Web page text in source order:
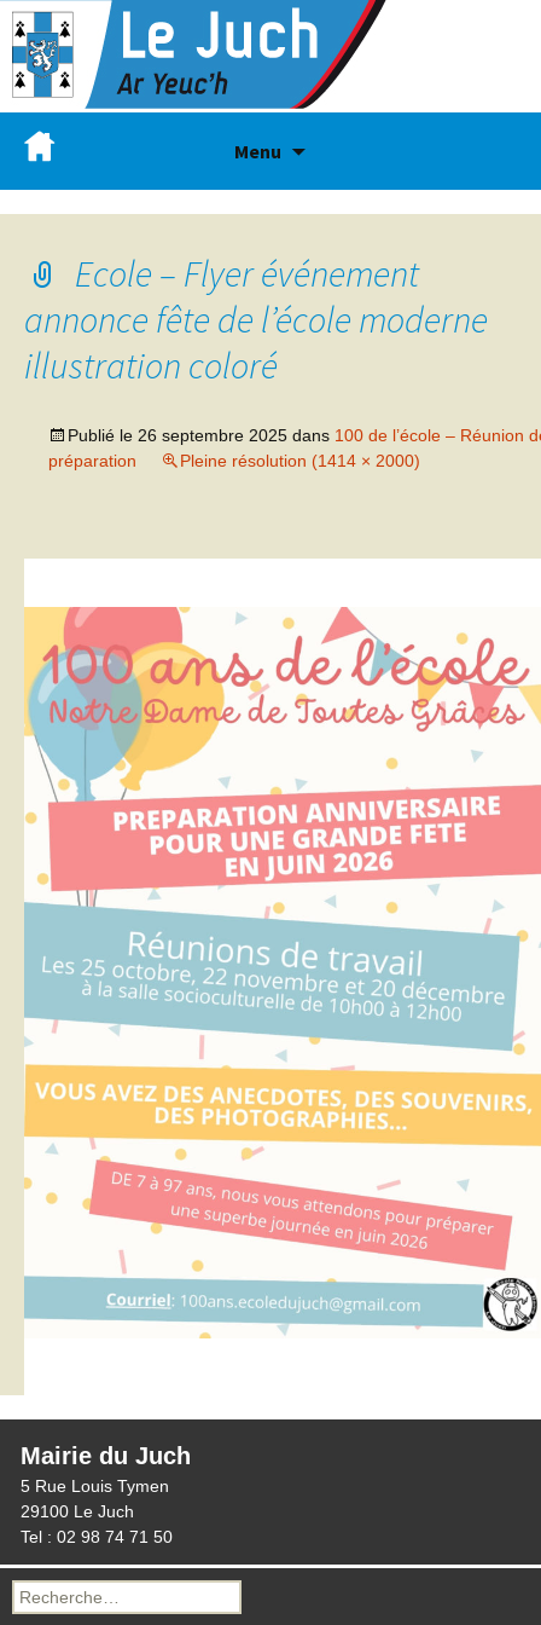
Menu
Ecole – Flyer événement
annonce fête de l’école moderne
illustration coloré
Publié le 26 septembre 2025 dans 100 de l’école – Réunion
préparation
Pleine résolution (1414 × 2000)
Mairie du Juch
5 Rue Louis Tymen
29100 Le Juch
Tel : 02 98 74 71 50
Recherche
pour :